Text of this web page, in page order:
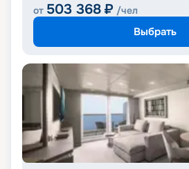
от 503 368 ₽ /чел
Выбрать